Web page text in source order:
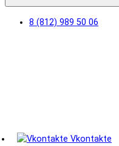
8 (812) 989 50 06
Vkontakte